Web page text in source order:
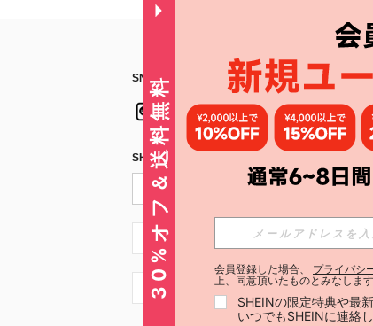
SNSフォローはこちら： ア
SHEIN STYLE NEWSを購読する
JP + 81
JP + 81
30%オフ＆送料無料 会員登録した場合、 プライバシ
上、同意頂いたものとみなします
SHEINの限定特典や最
いつでもSHEINに連絡